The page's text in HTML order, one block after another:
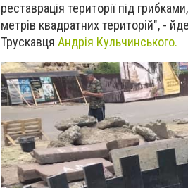
реставрація території під
метрів квадратних територій", -
Трускавця Андрія Кульчинського.